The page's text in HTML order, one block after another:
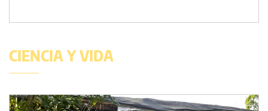
CIENCIA Y VIDA